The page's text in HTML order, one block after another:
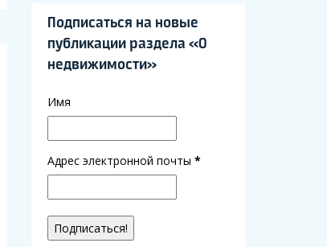
Подписаться на новые
публикации раздела «О
недвижимости»
Имя
Адрес электронной почты *